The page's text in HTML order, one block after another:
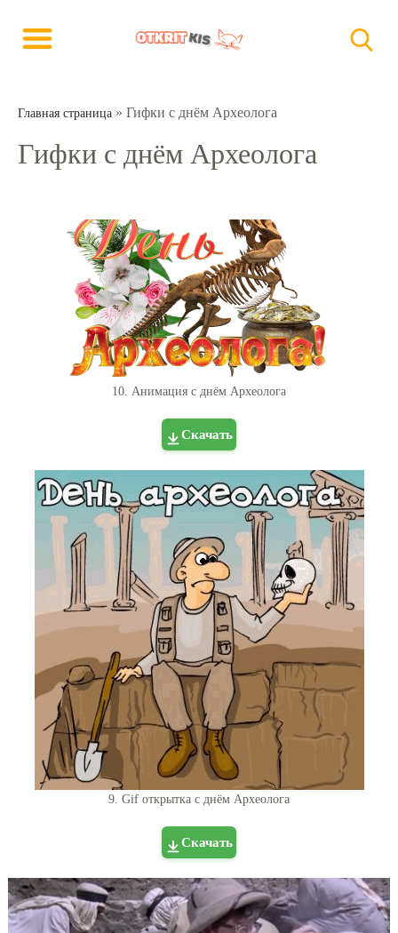
Главная страница » Гифки с днём Археолога
Гифки с днём Археолога
10. Анимация с днём Археолога
Скачать
9. Gif открытка с днём Археолога
Скачать